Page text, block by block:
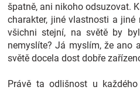
špatně, ani nikoho odsuzovat.
charakter, jiné vlastnosti a
všichni stejní, na světě by
nemyslíte? Já myslím, že ano
světě docela dost dobře
Právě ta odlišnost u